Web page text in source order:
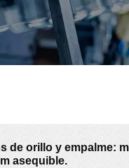
de orillo y empalme:
asequible.